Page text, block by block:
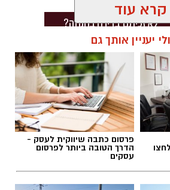
גדרה
חשד להטרדה מינית
קרא עוד
יעניין אותך גם
פרסום כתבה שיווקית לעסק -
הדרך הטובה ביותר לפרסום
עסקים